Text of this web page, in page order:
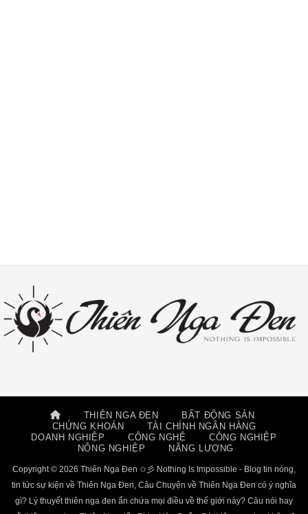
THIÊN NGA ĐEN
BẤT ĐỘNG SẢN
CHỨNG KHOÁN
TÀI CHÍNH NGÂN HÀNG
DOANH NGHIỆP
CÔNG NGHỆ
CÔNG NGHIỆP
NÔNG NGHIỆP
NĂNG LƯỢNG
Copyright © 2026 Thiên Nga Đen ✩彡 Nothing Is Impossible - Blog tin nóng,
tin tức sự kiện về Thiên Nga Đen, Câu Chuyện về Thiên Nga Đen có ý nghĩa
gì? Lý thuyết thiên nga đen ẩn chứa mọi điều về thế giới này? Câu nói hay